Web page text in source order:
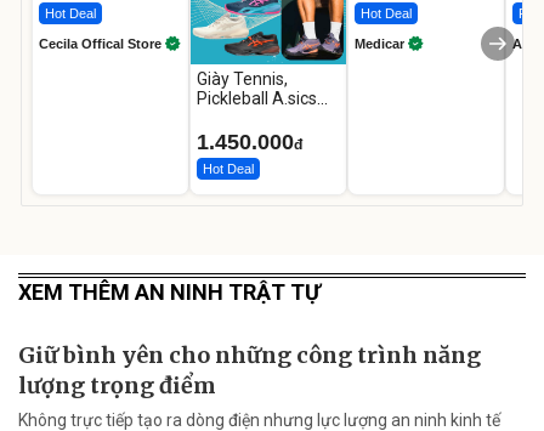
Hot Deal
Cecila Offical Store
Giày Tennis,
Pickleball A.sics
Các Phối Màu
1.450.000đ
Hot Deal
Hot Deal
Medicar A
XEM THÊM AN NINH TRẬT TỰ
Giữ bình yên cho những công trình năng
lượng trọng điểm
Không trực tiếp tạo ra dòng điện nhưng lực lượng an ninh kinh tế